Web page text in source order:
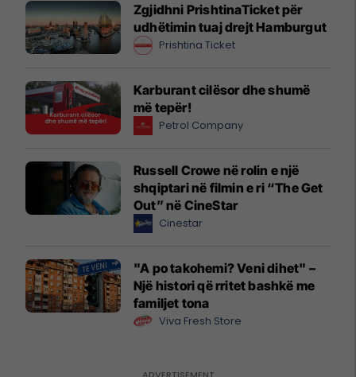
Zgjidhni PrishtinaTicket për
udhëtimin tuaj drejt Hamburgut
Prishtina Ticket
Karburant cilësor dhe shumë
më tepër!
Petrol Company
Russell Crowe në rolin e një
shqiptari në filmin e ri “The Get
Out” në CineStar
Cinestar
"A po takohemi? Veni dihet" –
Një histori që rritet bashkë me
familjet tona
Viva Fresh Store